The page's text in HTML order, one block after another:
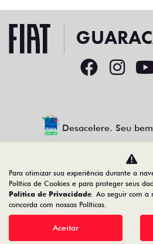
Desacelere. Seu
GUARACAR COMERCIO DE
88.952.577/0001-44
Desenvolvido pela
Para otimizar sua experiência durante a
Política de Cookies e para proteger seus
Política de Privacidade. Ao seguir com a
concorda com nossas Políticas.
Aceitar